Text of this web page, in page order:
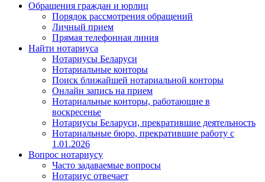
Обращения граждан и юрлиц
Порядок рассмотрения обращений
Личный прием
Прямая телефонная линия
Найти нотариуса
Нотариусы Беларуси
Нотариальные конторы
Поиск ближайшей нотариальной конторы
Онлайн запись на прием
Нотариальные конторы, работающие в
воскресенье
Нотариусы Беларуси, прекратившие деятельность
Нотариальные бюро, прекратившие работу с
1.01.2026
Вопрос нотариусу
Часто задаваемые вопросы
Нотариус отвечает